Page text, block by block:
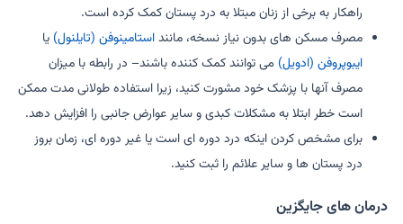
راهکار به برخی از زنان مبتلا به درد پستان کمک کرده است.
مصرف مسکن های بدون نیاز نسخه، ماننداستامینوفن (تایلنول) یا
ایبوپروفن (ادویل) می توانند کمک کننده باشند– در رابطه با میزان
مصرف آنها با پزشک خود مشورت کنید، زیرا استفاده طولانی مدت ممکن
است خطر ابتلا به مشکلات کبدی و سایر عوارض جانبی را افزایش دهد.
برای مشخص کردن اینکه درد دوره ای است یا غیر دوره ای، زمان بروز
درد پستان ها و سایر علائم را ثبت کنید.
درمان های جایگزین